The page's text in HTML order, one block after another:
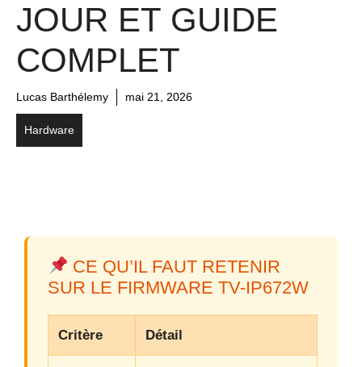
JOUR ET GUIDE
COMPLET
Lucas Barthélemy mai 21, 2026
Hardware
CE QU’IL FAUT RETENIR
SUR LE FIRMWARE TV-IP672W
Critère Détail